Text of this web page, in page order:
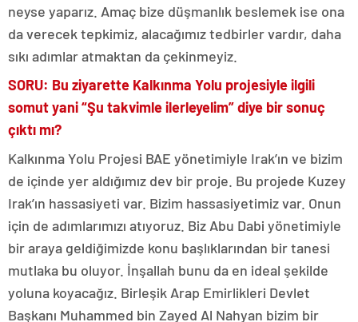
neyse yaparız. Amaç bize düşmanlık beslemek ise ona
da verecek tepkimiz, alacağımız tedbirler vardır, daha
sıkı adımlar atmaktan da çekinmeyiz.
SORU: Bu ziyarette Kalkınma Yolu projesiyle ilgili
somut yani “Şu takvimle ilerleyelim” diye bir sonuç
çıktı mı?
Kalkınma Yolu Projesi BAE yönetimiyle Irak’ın ve bizim
de içinde yer aldığımız dev bir proje. Bu projede Kuzey
Irak’ın hassasiyeti var. Bizim hassasiyetimiz var. Onun
için de adımlarımızı atıyoruz. Biz Abu Dabi yönetimiyle
bir araya geldiğimizde konu başlıklarından bir tanesi
mutlaka bu oluyor. İnşallah bunu da en ideal şekilde
yoluna koyacağız. Birleşik Arap Emirlikleri Devlet
Başkanı Muhammed bin Zayed Al Nahyan bizim bir